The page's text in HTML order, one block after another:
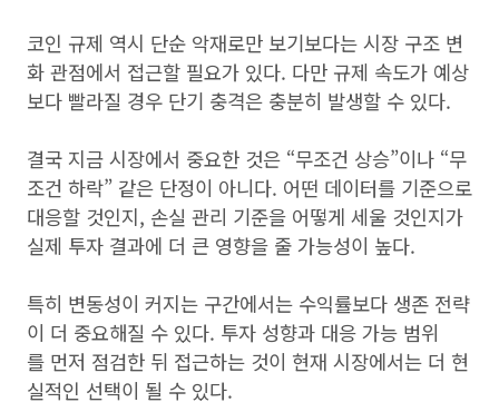
코인 규제 역시 단순 악재로만 보기보다는 시장 구조 변
화 관점에서 접근할 필요가 있다. 다만 규제 속도가 예상
보다 빨라질 경우 단기 충격은 충분히 발생할 수 있다.
결국 지금 시장에서 중요한 것은 “무조건 상승”이나 “무
조건 하락” 같은 단정이 아니다. 어떤 데이터를 기준으로
대응할 것인지, 손실 관리 기준을 어떻게 세울 것인지가
실제 투자 결과에 더 큰 영향을 줄 가능성이 높다.
특히 변동성이 커지는 구간에서는 수익률보다 생존 전략
이 더 중요해질 수 있다. 투자 성향과 대응 가능 범위
를 먼저 점검한 뒤 접근하는 것이 현재 시장에서는 더 현
실적인 선택이 될 수 있다.